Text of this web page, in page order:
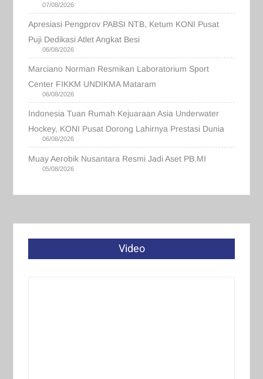
07/08/2026
Apresiasi Pengprov PABSI NTB, Ketum KONI Pusat
Puji Dedikasi Atlet Angkat Besi
06/08/2026
Marciano Norman Resmikan Laboratorium Sport
Center FIKKM UNDIKMA Mataram
06/08/2026
Indonesia Tuan Rumah Kejuaraan Asia Underwater
Hockey, KONI Pusat Dorong Lahirnya Prestasi Dunia
06/08/2026
Muay Aerobik Nusantara Resmi Jadi Aset PB.MI
05/08/2026
Video